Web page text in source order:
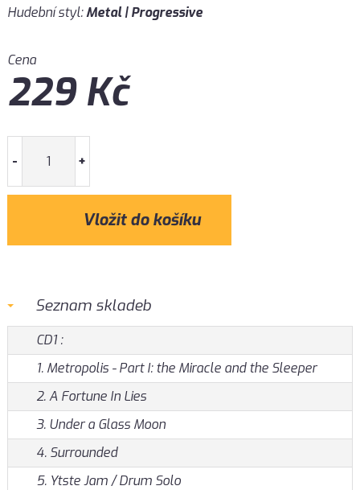
Hudební styl:Metal | Progressive
Cena
229Kč
- +
Seznam skladeb
CD1 :
1. Metropolis - Part I: the Miracle and the Sleeper
2. A Fortune In Lies
3. Under a Glass Moon
4. Surrounded
5. Ytste Jam / Drum Solo